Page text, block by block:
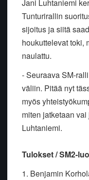
Jani Luhtaniemi
Tunturirallin
sijoitus ja siitä
houkuttelevat toki,
naulattu.
- Seuraava SM-
väliin. Pitää nyt
myös
miten jatketaan
Luhtaniemi.
Tulokset / SM2-
1. Benjamin